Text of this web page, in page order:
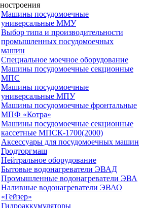
Машины посудомоечные
универсальные ММУ
Выбор типа и производительности
промышленных посудомоечных
машин
Специальное моечное оборудование
Машины посудомоечные секционные
МПС
Машины посудомоечные
универсальные МПУ
Машины посудомоечные фронтальные
МПФ «Котра»
Машины посудомоечные секционные
кассетные МПСК-1700(2000)
Аксессуары для посудомоечных машин
Гродторгмаш
Нейтральное оборудование
Бытовые водонагреватели ЭВАД
Промышленные водонагреватели ЭВА
Наливные водонагреватели ЭВАО
«Гейзер»
Гидроаккумуляторы